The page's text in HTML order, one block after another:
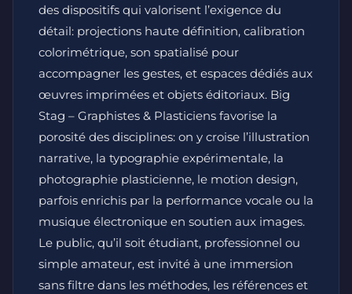
des dispositifs qui valorisent l’exigence du
détail: projections haute définition, calibration
colorimétrique, son spatialisé pour
accompagner les gestes, et espaces dédiés aux
œuvres imprimées et objets éditoriaux. Big
Stag – Graphistes & Plasticiens favorise la
porosité des disciplines: on y croise l’illustration
narrative, la typographie expérimentale, la
photographie plasticienne, le motion design,
parfois enrichis par la performance vocale ou la
musique électronique en soutien aux images.
Le public, qu’il soit étudiant, professionnel ou
simple amateur, est invité à une immersion
sans filtre dans les méthodes, les références et